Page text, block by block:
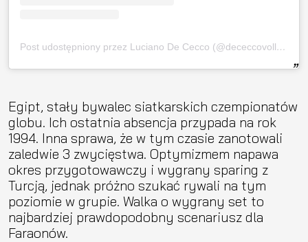
Post udostępniony przez Luciano De Cecco (@dececcovolley)
Egipt, stały bywalec siatkarskich czempionatów
globu. Ich ostatnia absencja przypada na rok
1994. Inna sprawa, że w tym czasie zanotowali
zaledwie 3 zwycięstwa. Optymizmem napawa
okres przygotowawczy i wygrany sparing z
Turcją, jednak próżno szukać rywali na tym
poziomie w grupie. Walka o wygrany set to
najbardziej prawdopodobny scenariusz dla
Faraonów.